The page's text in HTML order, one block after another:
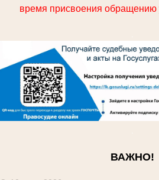
время присвоения обращению
ВАЖНО!